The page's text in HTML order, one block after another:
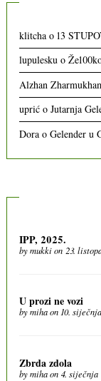
klitcha o13
lupulesku o
Alzhan
uprić oJutarnja
Dora oGelender u
IPP, 2025.
bymukkion 23.
U prozi ne vozi
bymihaon 10.
Zbrda zdola
bymihaon 4. siječnja